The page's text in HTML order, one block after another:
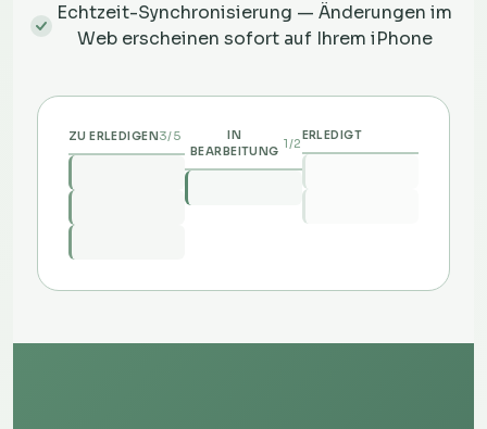
Echtzeit-Synchronisierung — Änderungen im
Web erscheinen sofort auf Ihrem iPhone
ZU ERLEDIGEN3/5
IN
BEARBEITUNG
1/2
ERLEDIGT